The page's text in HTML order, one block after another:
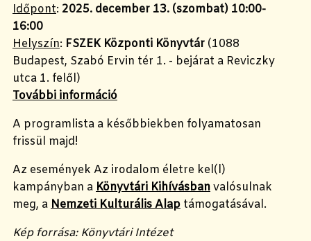
Időpont: 2025. december 13. (szombat) 10:00-
16:00
Helyszín: FSZEK Központi Könyvtár (1088
Budapest, Szabó Ervin tér 1. - bejárat a Reviczky
utca 1. felől)
További információ
A programlista a későbbiekben folyamatosan
frissül majd!
Az események Az irodalom életre kel(l)
kampányban a Könyvtári Kihívásbanvalósulnak
meg, a Nemzeti Kulturális Alap támogatásával.
Kép forrása: Könyvtári Intézet